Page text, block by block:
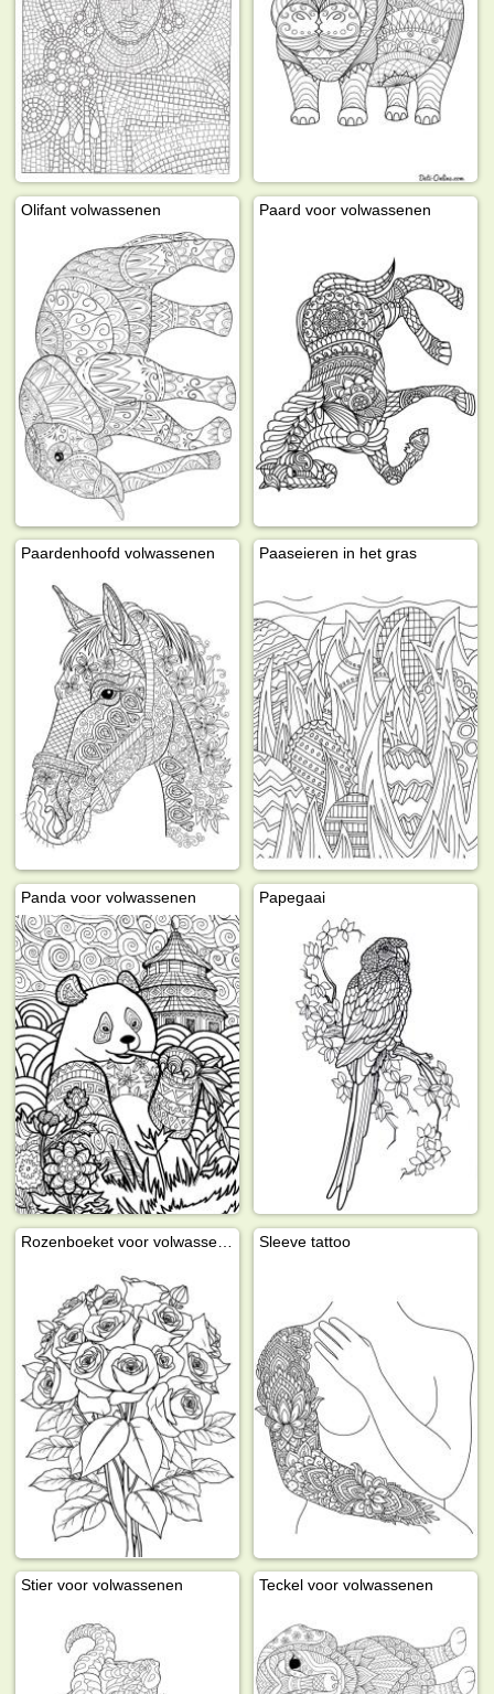
Olifant volwassenen Paard voor volwassenen
Paardenhoofd volwassenen Paaseieren in het gras
Panda voor volwassenen Papegaai
Sleeve tattoo
Stier voor volwassenen Teckel voor volwassenen